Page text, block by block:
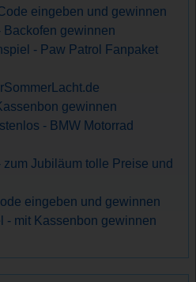
eingeben und gewinnen
Backofen gewinnen
- Paw Patrol Fanpaket
gewinnen
- BMW Motorrad
Jubiläum tolle Preise und
eingeben und gewinnen
- mit Kassenbon gewinnen